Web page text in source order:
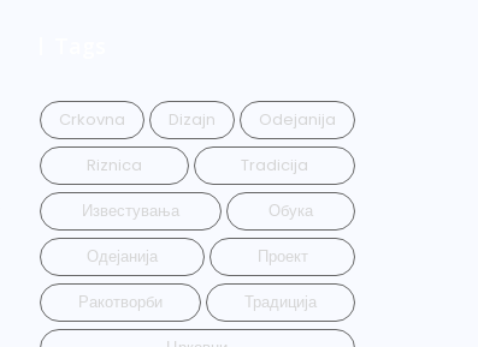
Crkovna Dizajn
Odejanija
Riznica
Tradicija
Известувања
Обука
Одејанија
Проект
Ракотворби
Традиција